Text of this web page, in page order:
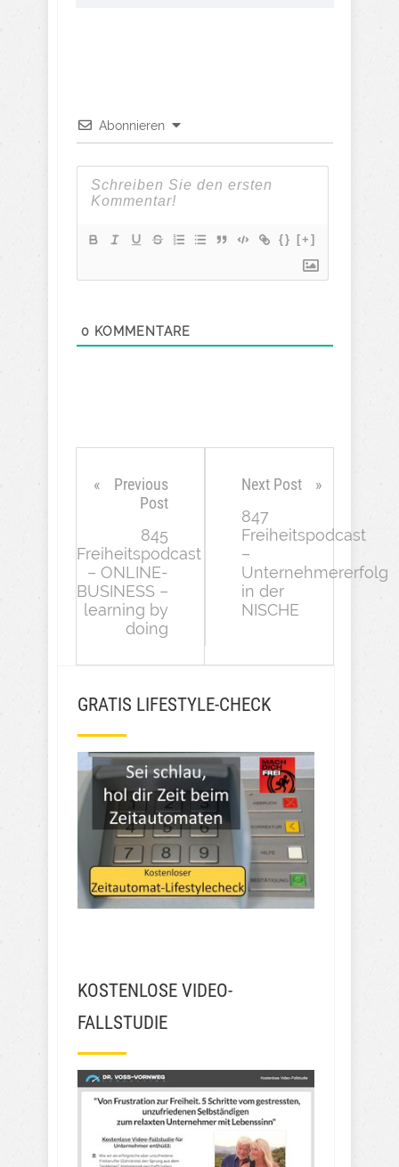
Abonnieren
{} [+]
0 KOMMENTARE
Previous
Post
845
Freiheitspodcast
– ONLINE-
BUSINESS –
learning by
doing
Next Post
847
Freiheitspodcast
–
Unternehmererfolg
in der
NISCHE
GRATIS LIFESTYLE-CHECK
KOSTENLOSE VIDEO-
FALLSTUDIE